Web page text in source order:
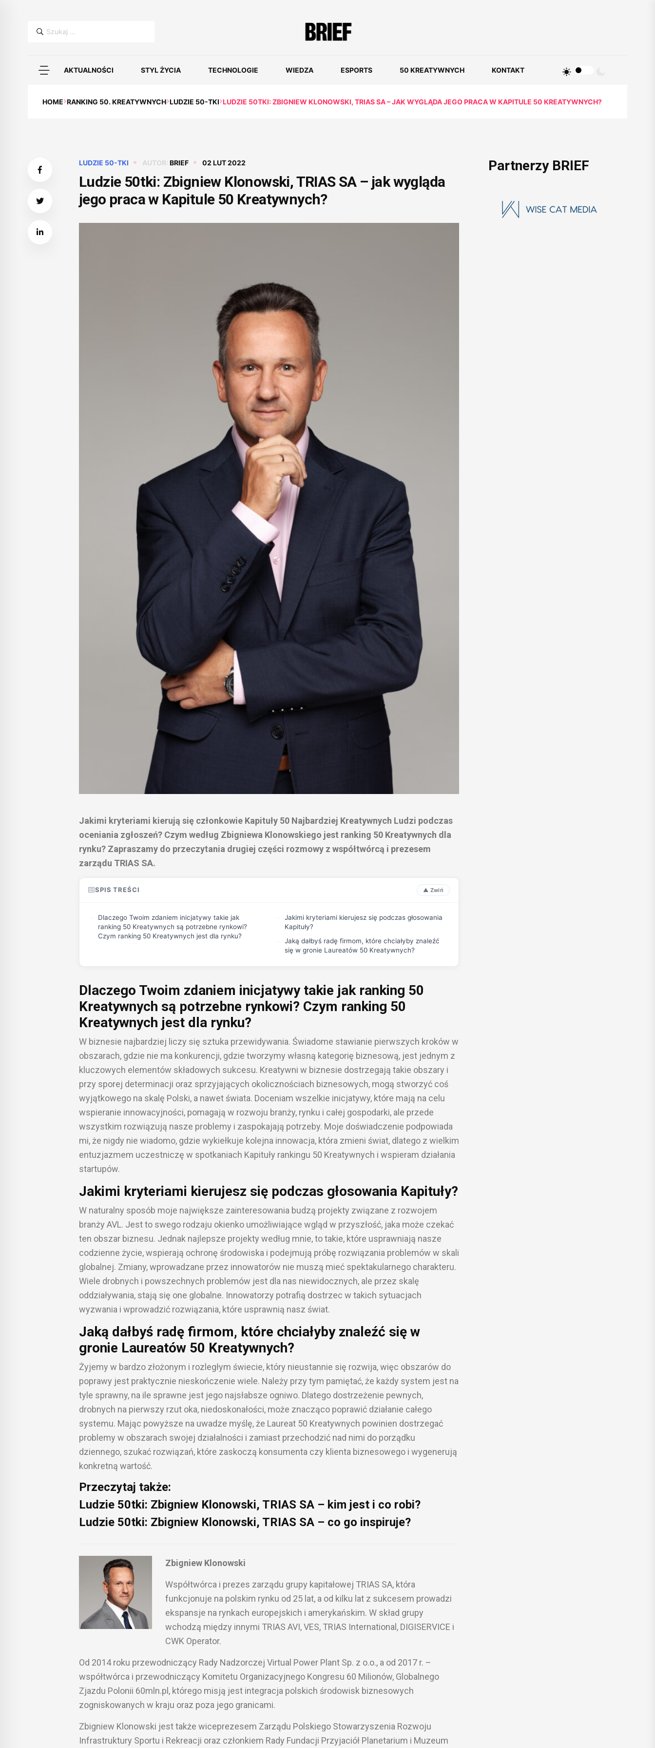
Szukaj:
AKTUALNOŚCI STYL ŻYCIA TECHNOLOGIE WIEDZA ESPORTS 50 KREATYWNYCH KONTAKT
HOME RANKING 50. KREATYWNYCH LUDZIE 50-TKI LUDZIE 50TKI: ZBIGNIEW KLONOWSKI, TRIAS SA – JAK WYGLĄDA JEGO PRACA W KAPITULE 50 KREATYWNYCH?
LUDZIE 50-TKI AUTOR: BRIEF 02 LUT 2022
Ludzie 50tki: Zbigniew Klonowski, TRIAS SA – jak wygląda
jego praca w Kapitule 50 Kreatywnych?
Jakimi kryteriami kierują się członkowie Kapituły 50 Najbardziej Kreatywnych Ludzi podczas
oceniania zgłoszeń? Czym według Zbigniewa Klonowskiego jest ranking 50 Kreatywnych dla
rynku? Zapraszamy do przeczytania drugiej części rozmowy z współtwórcą i prezesem
zarządu TRIAS SA.
SPIS TREŚCI
Dlaczego Twoim zdaniem inicjatywy takie jak
ranking 50 Kreatywnych są potrzebne rynkowi?
Czym ranking 50 Kreatywnych jest dla rynku?
Jakimi kryteriami kierujesz się podczas głosowania
Kapituły?
Jaką dałbyś radę firmom, które chciałyby znaleźć
się w gronie Laureatów 50 Kreatywnych?
Dlaczego Twoim zdaniem inicjatywy takie jak ranking 50
Kreatywnych są potrzebne rynkowi? Czym ranking 50
Kreatywnych jest dla rynku?
W biznesie najbardziej liczy się sztuka przewidywania. Świadome stawianie pierwszych kroków w
obszarach, gdzie nie ma konkurencji, gdzie tworzymy własną kategorię biznesową, jest jednym z
kluczowych elementów składowych sukcesu. Kreatywni w biznesie dostrzegają takie obszary i
przy sporej determinacji oraz sprzyjających okolicznościach biznesowych, mogą stworzyć coś
wyjątkowego na skalę Polski, a nawet świata. Doceniam wszelkie inicjatywy, które mają na celu
wspieranie innowacyjności, pomagają w rozwoju branży, rynku i całej gospodarki, ale przede
wszystkim rozwiązują nasze problemy i zaspokajają potrzeby. Moje doświadczenie podpowiada
mi, że nigdy nie wiadomo, gdzie wykiełkuje kolejna innowacja, która zmieni świat, dlatego z wielkim
entuzjazmem uczestniczę w spotkaniach Kapituły rankingu 50 Kreatywnych i wspieram działania
startupów.
Jakimi kryteriami kierujesz się podczas głosowania Kapituły?
W naturalny sposób moje największe zainteresowania budzą projekty związane z rozwojem
branży AVL. Jest to swego rodzaju okienko umożliwiające wgląd w przyszłość, jaka może czekać
ten obszar biznesu. Jednak najlepsze projekty według mnie, to takie, które usprawniają nasze
codzienne życie, wspierają ochronę środowiska i podejmują próbę rozwiązania problemów w skali
globalnej. Zmiany, wprowadzane przez innowatorów nie muszą mieć spektakularnego charakteru.
Wiele drobnych i powszechnych problemów jest dla nas niewidocznych, ale przez skalę
oddziaływania, stają się one globalne. Innowatorzy potrafią dostrzec w takich sytuacjach
wyzwania i wprowadzić rozwiązania, które usprawnią nasz świat.
Jaką dałbyś radę firmom, które chciałyby znaleźć się w
gronie Laureatów 50 Kreatywnych?
Żyjemy w bardzo złożonym i rozległym świecie, który nieustannie się rozwija, więc obszarów do
poprawy jest praktycznie nieskończenie wiele. Należy przy tym pamiętać, że każdy system jest na
tyle sprawny, na ile sprawne jest jego najsłabsze ogniwo. Dlatego dostrzeżenie pewnych,
drobnych na pierwszy rzut oka, niedoskonałości, może znacząco poprawić działanie całego
systemu. Mając powyższe na uwadze myślę, że Laureat 50 Kreatywnych powinien dostrzegać
problemy w obszarach swojej działalności i zamiast przechodzić nad nimi do porządku
dziennego, szukać rozwiązań, które zaskoczą konsumenta czy klienta biznesowego i wygenerują
konkretną wartość.
Przeczytaj także:
Ludzie 50tki: Zbigniew Klonowski, TRIAS SA – kim jest i co robi?
Ludzie 50tki: Zbigniew Klonowski, TRIAS SA – co go inspiruje?
Zbigniew Klonowski
Współtwórca i prezes zarządu grupy kapitałowej TRIAS SA, która
funkcjonuje na polskim rynku od 25 lat, a od kilku lat z sukcesem prowadzi
ekspansje na rynkach europejskich i amerykańskim. W skład grupy
wchodzą między innymi TRIAS AVI, VES, TRIAS International, DIGISERVICE i
CWK Operator.
Od 2014 roku przewodniczący Rady Nadzorczej Virtual Power Plant Sp. z o.o., a od 2017 r. –
współtwórca i przewodniczący Komitetu Organizacyjnego Kongresu 60 Milionów, Globalnego
Zjazdu Polonii 60mln.pl, którego misją jest integracja polskich środowisk biznesowych
zogniskowanych w kraju oraz poza jego granicami.
Zbigniew Klonowski jest także wiceprezesem Zarządu Polskiego Stowarzyszenia Rozwoju
Infrastruktury Sportu i Rekreacji oraz członkiem Rady Fundacji Przyjaciół Planetarium i Muzeum
Partnerzy BRIEF